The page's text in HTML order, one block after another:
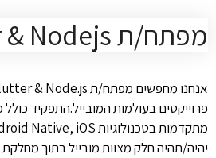
מפתח/ת Flutter & Nodejs
פרוייקטים בעולמות המובייל.התפקיד כולל